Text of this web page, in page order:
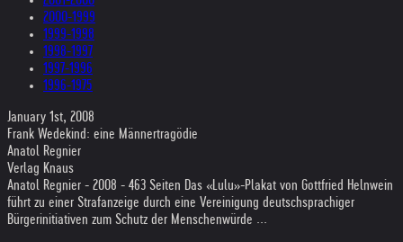
2000-1999
1999-1998
1998-1997
1997-1996
1996-1975
January 1st, 2008
Frank Wedekind: eine Männertragödie‎
Anatol Regnier
Verlag Knaus
Anatol Regnier - 2008 - 463 Seiten Das «Lulu»-Plakat von Gottfried Helnwein
führt zu einer Strafanzeige durch eine Vereinigung deutschsprachiger
Bürgerinitiativen zum Schutz der Menschenwürde ...